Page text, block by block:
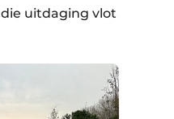
uitdaging vlot